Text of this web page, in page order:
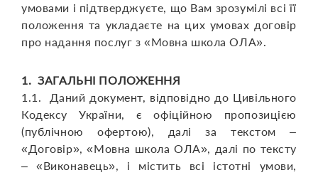
умовами і підтверджуєте, що Вам зрозумілі всі її
положення та укладаєте на цих умовах договір
про надання послуг з «Мовна школа ОЛА».
1. ЗАГАЛЬНІ ПОЛОЖЕННЯ
1.1. Даний документ, відповідно до Цивільного
Кодексу України, є офіційною пропозицією
(публічною офертою), далі за текстом –
«Договір», «Мовна школа ОЛА», далі по тексту
– «Виконавець», і містить всі істотні умови,